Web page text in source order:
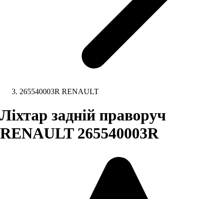
265540003R RENAULT
Ліхтар задній праворуч
RENAULT 265540003R